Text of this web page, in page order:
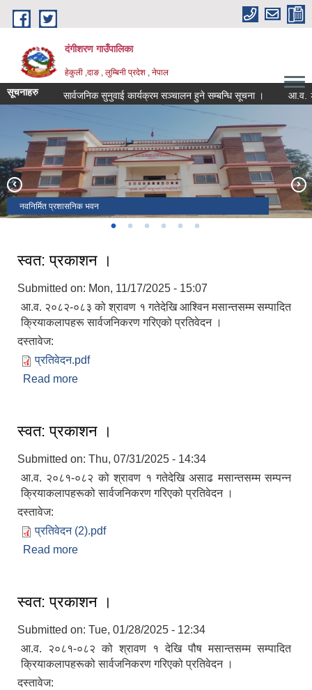
Skip to main content
दंगीशरण गाउँपालिका
हेकुली ,दाङ , लुम्बिनी प्रदेश , नेपाल
सूचनाहरु सार्वजनिक सुनुवाई कार्यक्रम सञ्चालन हुने सम्बन्धि सूचना । आ.व.
नवनिर्मित प्रशासनिक भवन
वडा नं १ र ४ जोड्ने बबई नदी पुल
विरेन्द्र मावि हेकुली परिसर , पृष्ठभूमीमा ऐतिहासिक राजाकोट
स्वास्थ्य चौकी हेकुली
वडा नं.१ को भञ्जयाङबाट देखिएको दृष्य
सम्माननीय राष्ट्रपतिबाट सम्मानित उत्कष्ट सूचना अधिकारी टेक बहादुर खत्री
स्वत: प्रकाशन ।
Submitted on: Mon, 11/17/2025 - 15:07
आ.व. २०८२-०८३ को श्रावण १ गतेदेखि आश्विन मसान्तसम्म सम्पादित
क्रियाकलापहरू सार्वजनिकरण गरिएको प्रतिवेदन ।
दस्तावेज:
प्रतिवेदन.pdf
Read more
स्वत: प्रकाशन ।
Submitted on: Thu, 07/31/2025 - 14:34
आ.व. २०८१-०८२ को श्रावण १ गतेदेखि असाढ मसान्तसम्म सम्पन्न
क्रियाकलापहरूको सार्वजनिकरण गरिएको प्रतिवेदन ।
दस्तावेज:
प्रतिवेदन (2).pdf
Read more
स्वत: प्रकाशन ।
Submitted on: Tue, 01/28/2025 - 12:34
आ.व. २०८१-०८२ को श्रावण १ देखि पौष मसान्तसम्म सम्पादित
क्रियाकलापहरूको सार्वजनिकरण गरिएको प्रतिवेदन ।
दस्तावेज: